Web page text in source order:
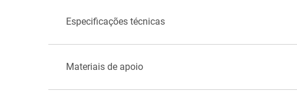
Especificações técnicas
Materiais de apoio